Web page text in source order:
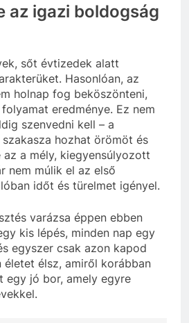
az igazi boldogság
sőt évtizedek alatt
Hasonlóan, az
holnap fog beköszönteni,
eredménye. Ez nem
szenvedni kell – a
hozhat örömöt és
a mély, kiegyensúlyozott
nem múlik el az első
időt és türelmet igényel.
varázsa éppen ebben
kis lépés, minden nap egy
egyszer csak azon kapod
életet élsz, amiről korábban
egy jó bor, amely egyre